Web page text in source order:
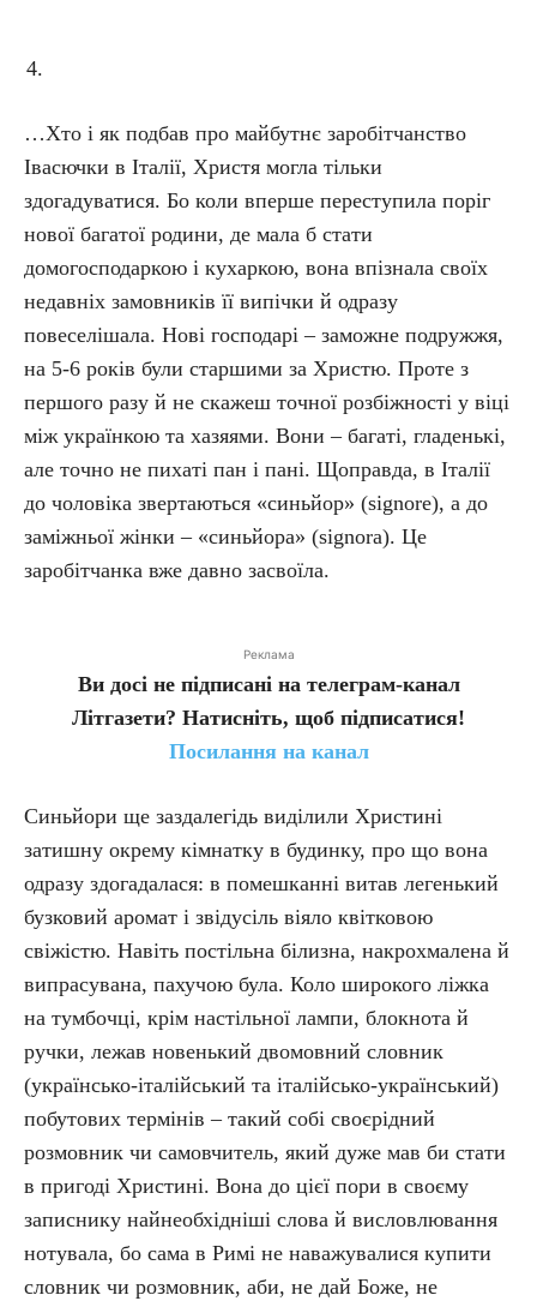
…Хто і як подбав про майбутнє заробітчанство
Івасючки в Італії, Христя могла тільки
здогадуватися. Бо коли вперше переступила поріг
нової багатої родини, де мала б стати
домогосподаркою і кухаркою, вона впізнала своїх
недавніх замовників її випічки й одразу
повеселішала. Нові господарі – заможне подружжя,
на 5-6 років були старшими за Христю. Проте з
першого разу й не скажеш точної розбіжності у віці
між українкою та хазяями. Вони – багаті, гладенькі,
але точно не пихаті пан і пані. Щоправда, в Італії
до чоловіка звертаються «синьйор» (signore), а до
заміжньої жінки – «синьйора» (signorа). Це
заробітчанка вже давно засвоїла.
Реклама
Ви досі не підписані на телеграм-канал
Літгазети? Натисніть, щоб підписатися!
Посилання на канал
Синьйори ще заздалегідь виділили Христині
затишну окрему кімнатку в будинку, про що вона
одразу здогадалася: в помешканні витав легенький
бузковий аромат і звідусіль віяло квітковою
свіжістю. Навіть постільна білизна, накрохмалена й
випрасувана, пахучою була. Коло широкого ліжка
на тумбочці, крім настільної лампи, блокнота й
ручки, лежав новенький двомовний словник
(українсько-італійський та італійсько-український)
побутових термінів – такий собі своєрідний
розмовник чи самовчитель, який дуже мав би стати
в пригоді Христині. Вона до цієї пори в своєму
записнику найнеобхідніші слова й висловлювання
нотувала, бо сама в Римі не наважувалися купити
словник чи розмовник, аби, не дай Боже, не